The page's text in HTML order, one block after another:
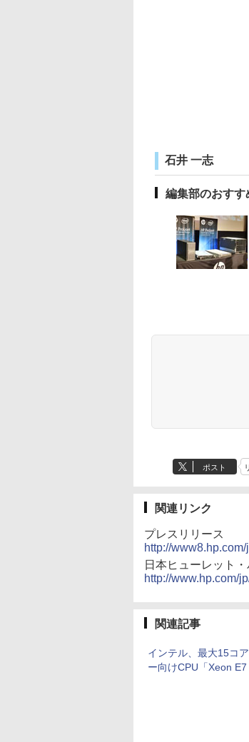
石井 一志
編集部のおすす
ポスト
関連リンク
プレスリリース
http://
日本ヒューレット
http://www.hp.com/
関連記事
インテル、最大15コ
ー向けCPU「Xeon E7